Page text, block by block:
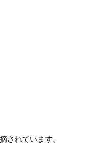
されています。